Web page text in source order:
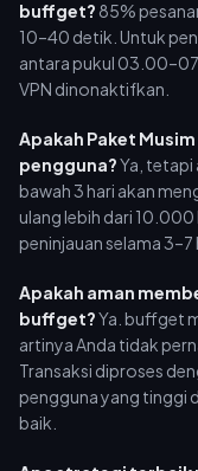
buffget? 85%
10–40 detik. Untuk
antara pukul
VPN dinonaktifkan.
Apakah Paket
pengguna?Ya, tetapi
bawah 3 hari akan
ulang lebih dari
peninjauan selama 3–7
Apakah aman
buffget?Ya. buffget
artinya Anda tidak
Transaksi diproses
pengguna yang tinggi
baik.